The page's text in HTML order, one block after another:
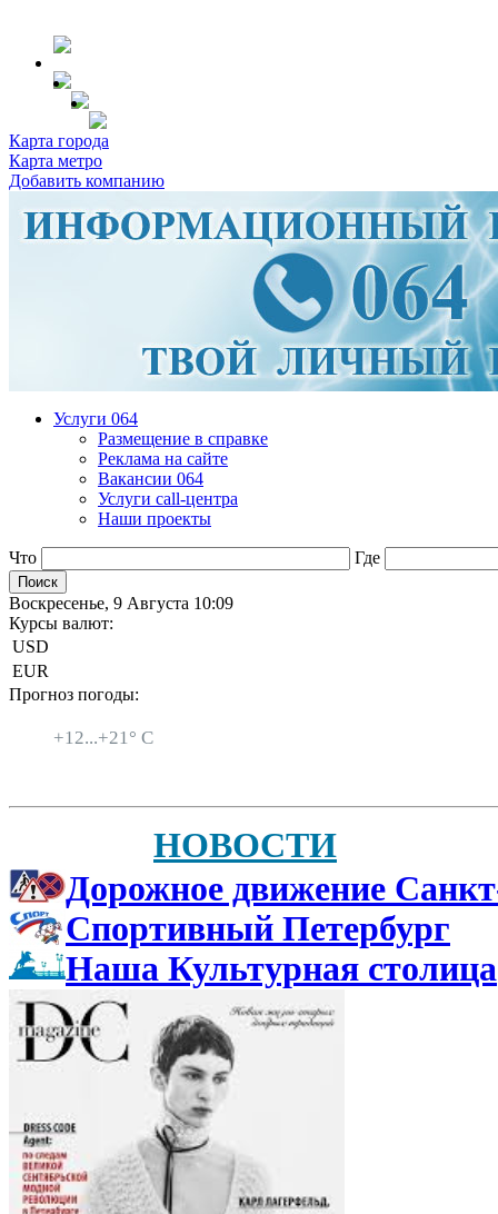
Карта города
Карта метро
Добавить компанию
Услуги 064
Размещение в справке
Реклама на сайте
Вакансии 064
Услуги call-центра
Наши проекты
Что Где
Воскресенье, 9 Августа 10:09
Курсы валют:
USD
EUR
Прогноз погоды:
+12...+21° C
НОВОСТИ
Дорожное движение
Спортивный Петербург
Наша Культурная столица